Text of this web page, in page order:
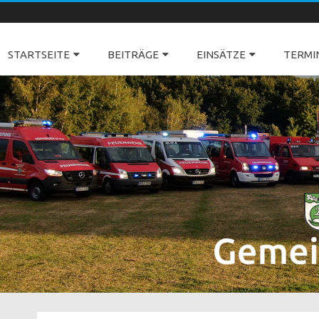
STARTSEITE BEITRÄGE EINSÄTZE